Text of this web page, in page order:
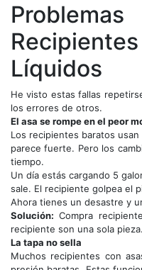
Líquidos
He visto estas fallas
los errores de otros.
El asa se rompe en el peor
Los recipientes baratos
parece fuerte. Pero los
tiempo.
Un día estás cargando 5
sale. El recipiente golpea el
Ahora tienes un desastre y
Solución: Compra
recipiente son una sola
La tapa no sella
Muchos recipientes con